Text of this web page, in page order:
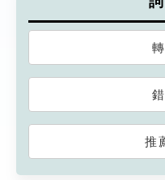
推